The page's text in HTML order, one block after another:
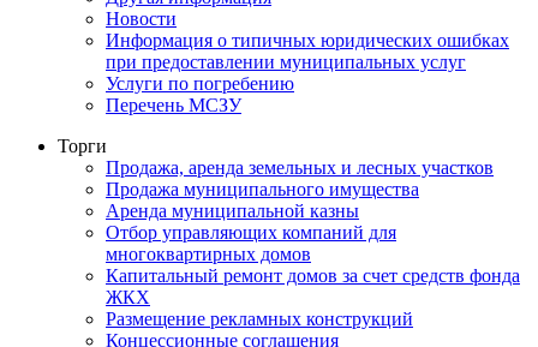
Новости
Информация о типичных юридических ошибках
при предоставлении муниципальных услуг
Услуги по погребению
Перечень МСЗУ
Торги
Продажа, аренда земельных и лесных участков
Продажа муниципального имущества
Аренда муниципальной казны
Отбор управляющих компаний для
многоквартирных домов
Капитальный ремонт домов за счет средств фонда
ЖКХ
Размещение рекламных конструкций
Концессионные соглашения